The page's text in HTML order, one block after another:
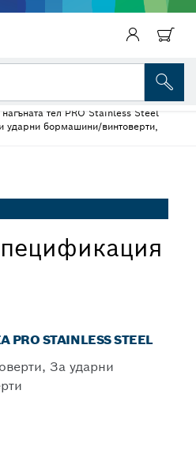
тел PRO Stainless Steel
ударни бормашини/винтоверти,
STAINLESS STEEL
За ударни
PRO Stainless Steel